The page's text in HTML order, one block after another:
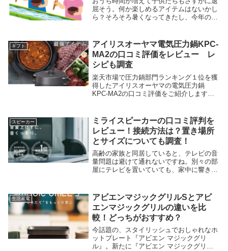
屈そう。何か楽しめるアイテムはないかし
ら？そろそろ暑くなってきたし、今年の夏
めん器をご紹介します。楽天流しそうめん
器デイリーラ...
ギフト
アイリスオーヤマ電気圧力鍋KPC-
MA2の口コミ評価をレビュー レ
シピも調査
楽天市場で圧力鍋部門ランキング１位を獲
得したアイリスオーヤマの電気圧力鍋
KPC-MA2の口コミ評価をご紹介します。
しました。KPC-MA2の口コミ評価につい
て猫...
スピーカー
ミライスピーカーの口コミ評判を
レビュー！接続方法は？置き場所
とサイズについても調査！
高齢の家族と同居していると、テレビの音
量問題は避けて通れないですね。別々の部
屋にテレビを置いていても、家中に響き渡
っても、スマホが鳴っても気付かない。本
人はなんとも...
生活家電
アビエンマジックグリルSとアビ
エンマジックグリルの違いを比
較！どっちがおすすめ？
今話題の、スタイリッシュでおしゃれなホ
ットプレート『アビエン マジックグリ
ル』。新たに『アビエン マジックグリル